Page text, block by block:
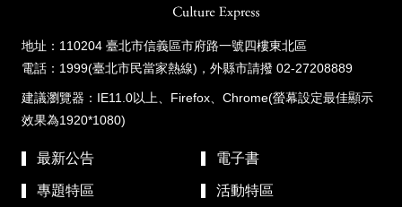
地址：110204 臺北市信義區市府路一號四樓東北區
電話：1999(臺北市民當家熱線)，外縣市請撥 02-27208889
建議瀏覽器：IE11.0以上、Firefox、Chrome(螢幕設定最佳顯示
效果為1920*1080)
最新公告 電子書
專題特區 活動特區